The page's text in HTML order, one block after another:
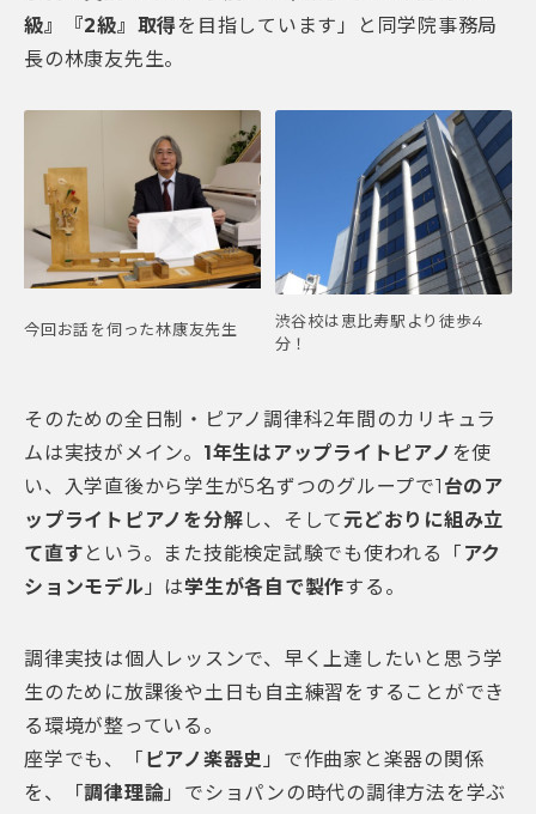
級』『2級』取得を目指しています」と同学院事務局
長の林康友先生。
今回お話を伺った林康友先生
渋谷校は恵比寿駅より徒歩4
分！
そのための全日制・ピアノ調律科2年間のカリキュラ
ムは実技がメイン。 1年生はアップライトピアノ を使
い、入学直後から学生が5名ずつのグループで1 台のア
ップライトピアノを分解 し、そして元どおりに組み立
て直す という。また技能検定試験でも使われる「 アク
ションモデル 」は学生が各自で製作する。
調律実技は個人レッスンで、早く上達したいと思う学
生のために放課後や土日も自主練習をすることができ
る環境が整っている。
座学でも、「 ピアノ楽器史 」で作曲家と楽器の関係
を、「調律理論 」でショパンの時代の調律方法を学ぶ